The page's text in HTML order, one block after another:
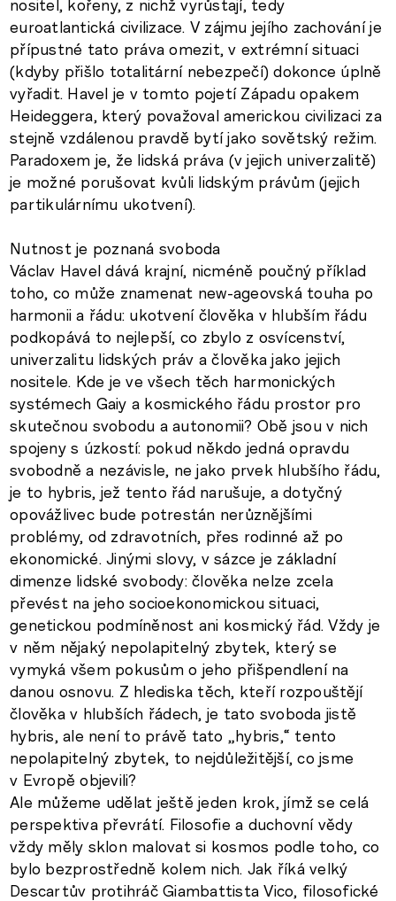
nositel, kořeny, z nichž vyrůstají, tedy
euroatlantická civilizace. V zájmu jejího zachování je
přípustné tato práva omezit, v extrémní situaci
(kdyby přišlo totalitární nebezpečí) dokonce úplně
vyřadit. Havel je v tomto pojetí Západu opakem
Heideggera, který považoval americkou civilizaci za
stejně vzdálenou pravdě bytí jako sovětský režim.
Paradoxem je, že lidská práva (v jejich univerzalitě)
je možné porušovat kvůli lidským právům (jejich
partikulárnímu ukotvení).
Nutnost je poznaná svoboda
Václav Havel dává krajní, nicméně poučný příklad
toho, co může znamenat new-ageovská touha po
harmonii a řádu: ukotvení člověka v hlubším řádu
podkopává to nejlepší, co zbylo z osvícenství,
univerzalitu lidských práv a člověka jako jejich
nositele. Kde je ve všech těch harmonických
systémech Gaiy a kosmického řádu prostor pro
skutečnou svobodu a autonomii? Obě jsou v nich
spojeny s úzkostí: pokud někdo jedná opravdu
svobodně a nezávisle, ne jako prvek hlubšího řádu,
je to hybris, jež tento řád narušuje, a dotyčný
opovážlivec bude potrestán nerůznějšími
problémy, od zdravotních, přes rodinné až po
ekonomické. Jinými slovy, v sázce je základní
dimenze lidské svobody: člověka nelze zcela
převést na jeho socioekonomickou situaci,
genetickou podmíněnost ani kosmický řád. Vždy je
v něm nějaký nepolapitelný zbytek, který se
vymyká všem pokusům o jeho přišpendlení na
danou osnovu. Z hlediska těch, kteří rozpouštějí
člověka v hlubších řádech, je tato svoboda jistě
hybris, ale není to právě tato „hybris,“ tento
nepolapitelný zbytek, to nejdůležitější, co jsme
v Evropě objevili?
Ale můžeme udělat ještě jeden krok, jímž se celá
perspektiva převrátí. Filosofie a duchovní vědy
vždy měly sklon malovat si kosmos podle toho, co
bylo bezprostředně kolem nich. Jak říká velký
Descartův protihráč Giambattista Vico, filosofické